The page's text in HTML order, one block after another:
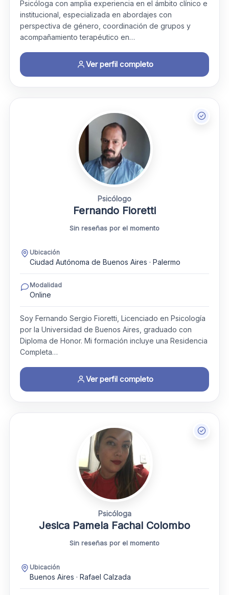
Psicóloga con amplia experiencia en el ámbito clínico e
institucional, especializada en abordajes con
perspectiva de género, coordinación de grupos y
acompañamiento terapéutico en…
Ver perfil completo
Psicólogo
Fernando Fioretti
Sin reseñas por el momento
Ubicación
Ciudad Autónoma de Buenos Aires · Palermo
Modalidad
Online
Soy Fernando Sergio Fioretti, Licenciado en Psicología
por la Universidad de Buenos Aires, graduado con
Diploma de Honor. Mi formación incluye una Residencia
Completa…
Ver perfil completo
Psicóloga
Jesica Pamela Fachal Colombo
Sin reseñas por el momento
Ubicación
Buenos Aires · Rafael Calzada